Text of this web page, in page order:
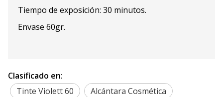
Tiempo de exposición: 30 minutos.
Envase 60gr.
Clasificado en:
Tinte Violett 60
Alcántara Cosmética